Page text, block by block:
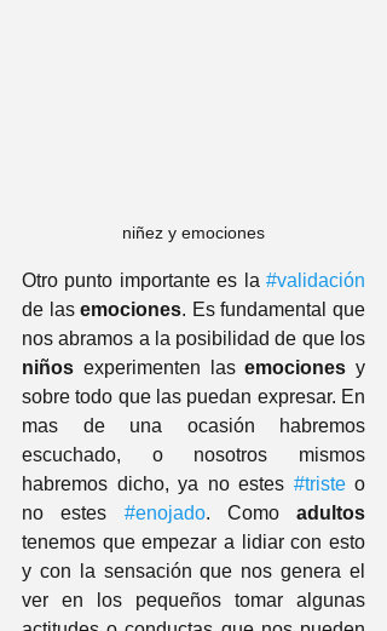
niñez y emociones
Otro punto importante es la #validación
de las emociones. Es fundamental que
niños experimenten las emociones y
sobre todo que las puedan expresar. En
mas de una ocasión habremos
escuchado, o nosotros mismos
habremos dicho, ya no estes #triste o
no estes #enojado. Como adultos
tenemos que empezar a lidiar con esto
y con la sensación que nos genera el
ver en los pequeños tomar algunas